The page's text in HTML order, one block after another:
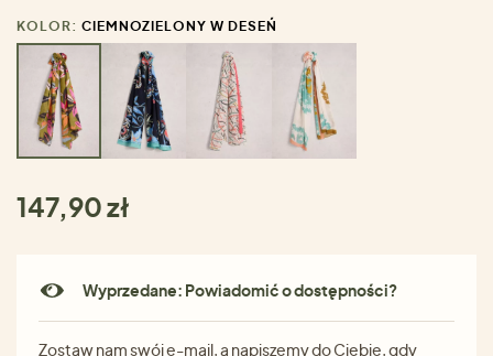
KOLOR: CIEMNOZIELONY W DESEŃ
147,90 zł
Wyprzedane: Powiadomić o dostępności?
Zostaw nam swój e-mail, a napiszemy do Ciebie, gdy